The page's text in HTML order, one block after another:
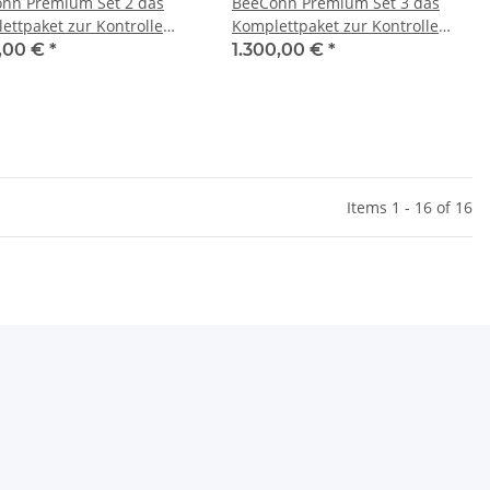
zur Kontrolle
€ *
Komplettpaket zur Kontrolle
Ihrer Bienenstöcke
1.300,00 € *
Items 1 - 16 of 16